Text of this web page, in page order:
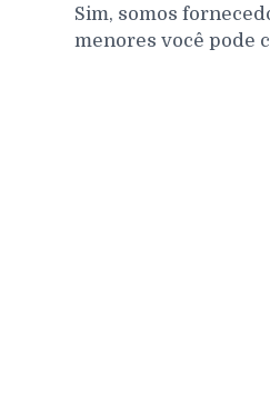
Sim, somos
menores você pode